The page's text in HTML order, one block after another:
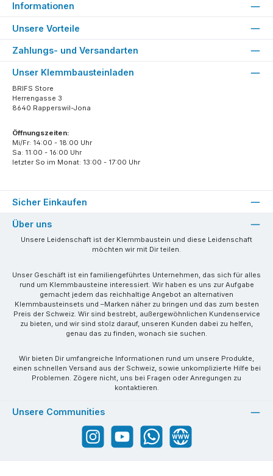
Informationen
Unsere Vorteile
Zahlungs- und Versandarten
Sicher Einkaufen
Unser Klemmbausteinladen
BRIFS Store
Herrengasse 3
8640 Rapperswil-Jona
Öffnungszeiten:
Mi/Fr: 14:00 - 18:00 Uhr
Sa: 11:00 - 16:00 Uhr
letzter So im Monat: 13:00 - 17:00 Uhr
Über uns
Unsere Leidenschaft ist der Klemmbaustein und diese Leidenschaft
möchten wir mit Dir teilen.
Unser Geschäft ist ein familiengeführtes Unternehmen, das sich für alles
rund um Klemmbausteine interessiert. Wir haben es uns zur Aufgabe
gemacht jedem das reichhaltige Angebot an alternativen
Klemmbausteinsets und –Marken näher zu bringen und das zum besten
Preis der Schweiz. Wir sind bestrebt, außergewöhnlichen Kundenservice
zu bieten, und wir sind stolz darauf, unseren Kunden dabei zu helfen,
genau das zu finden, wonach sie suchen.
Wir bieten Dir umfangreiche Informationen rund um unsere Produkte,
einen schnellen Versand aus der Schweiz, sowie unkomplizierte Hilfe bei
Problemen. Zögere nicht, uns bei Fragen oder Anregungen zu
kontaktieren.
Unsere Communities
Instagram YouTube WhatsApp Website